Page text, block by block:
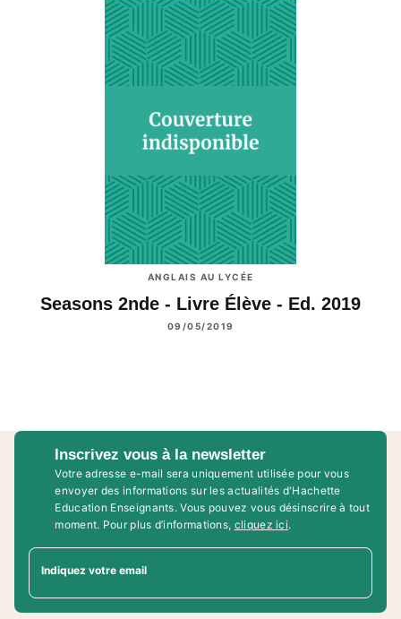
ANGLAIS AU LYCÉE
Seasons 2nde - Livre Élève - Ed. 2019
09/05/2019
Inscrivez vous à la newsletter
Votre adresse e-mail sera uniquement utilisée pour vous
envoyer des informations sur les actualités d'Hachette
Education Enseignants. Vous pouvez vous désinscrire à tout
moment. Pour plus d’informations, cliquez ici.
Indiquez votre email